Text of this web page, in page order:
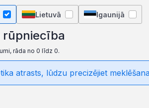
Lietuvā Igaunijā
rūpniecība
rāda no 0 līdz 0.
atrasts, lūdzu precizējiet